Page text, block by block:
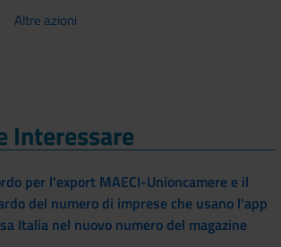
Altre azioni
Interessare
per l'export MAECI-Unioncamere e il
del numero di imprese che usano l'app
Italia nel nuovo numero del magazine